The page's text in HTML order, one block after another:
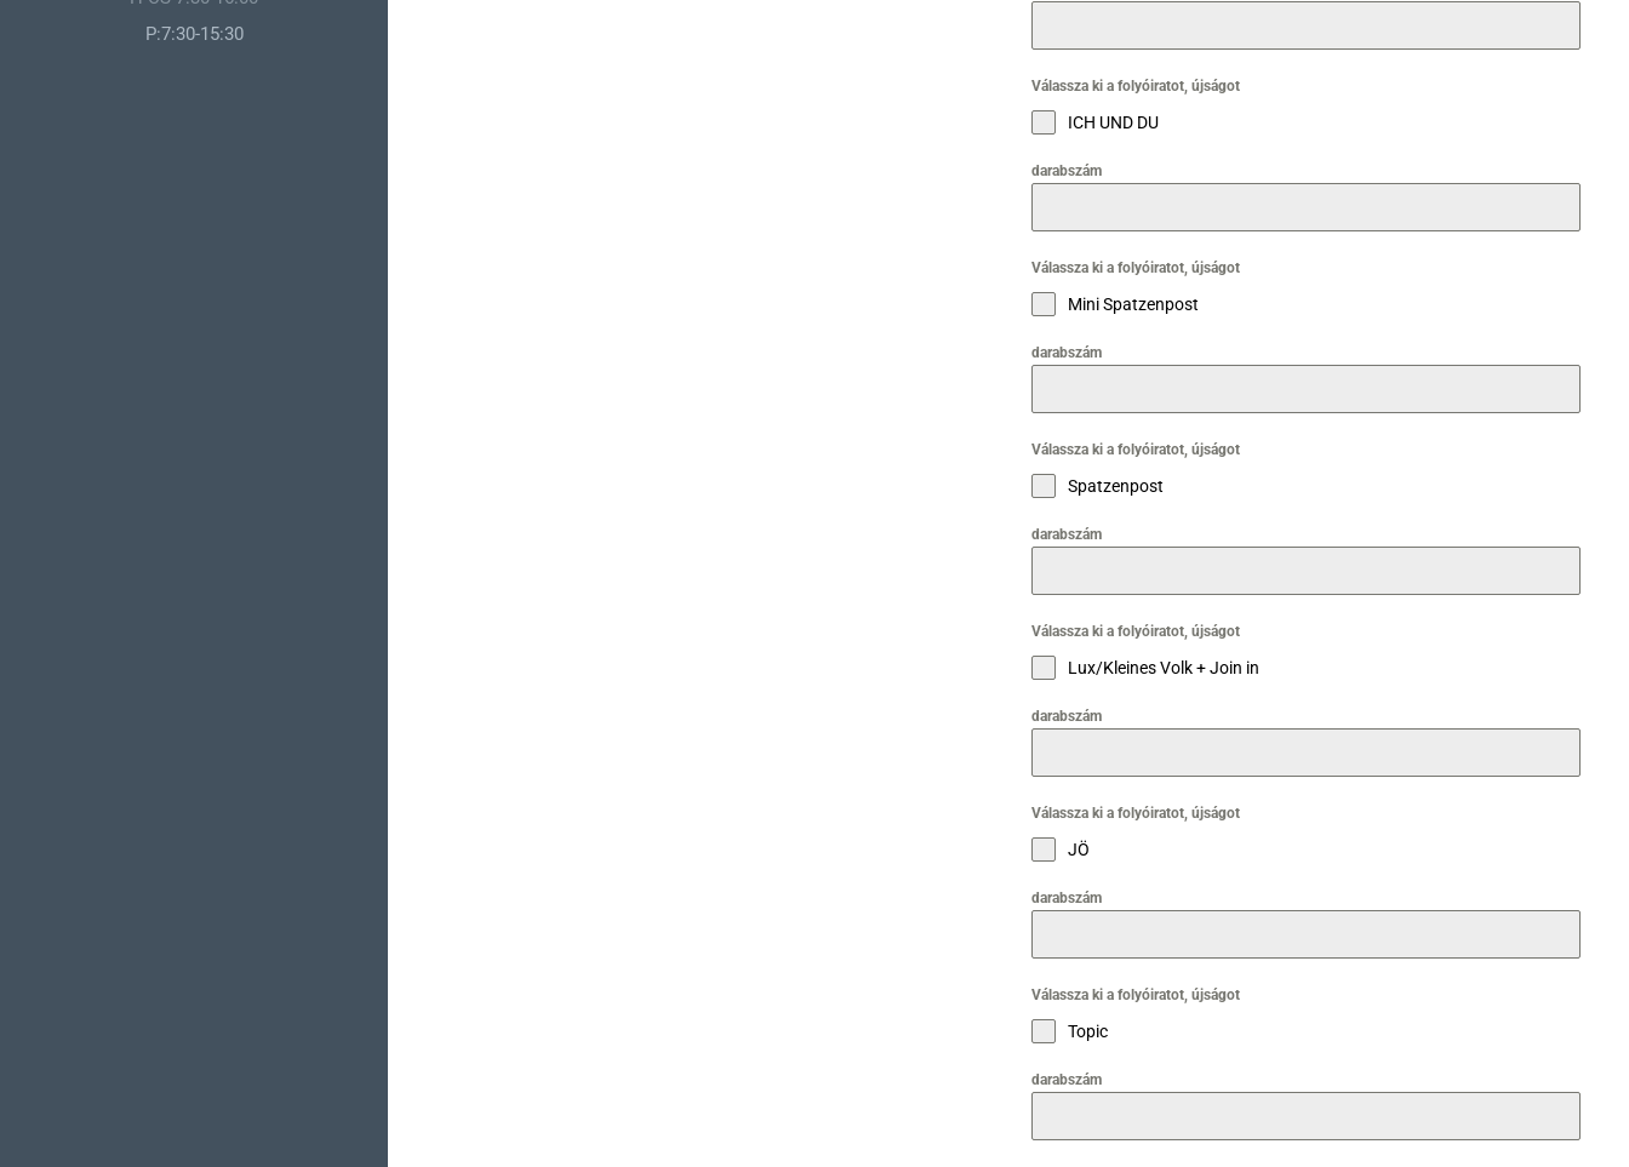
P:7:30-15:30
Válassza ki a folyóiratot, újságot
ICH UND DU
darabszám
Válassza ki a folyóiratot, újságot
Mini Spatzenpost
darabszám
Válassza ki a folyóiratot, újságot
Spatzenpost
darabszám
Válassza ki a folyóiratot, újságot
Lux/Kleines Volk + Join in
darabszám
Válassza ki a folyóiratot, újságot
JÖ
darabszám
Válassza ki a folyóiratot, újságot
Topic
darabszám